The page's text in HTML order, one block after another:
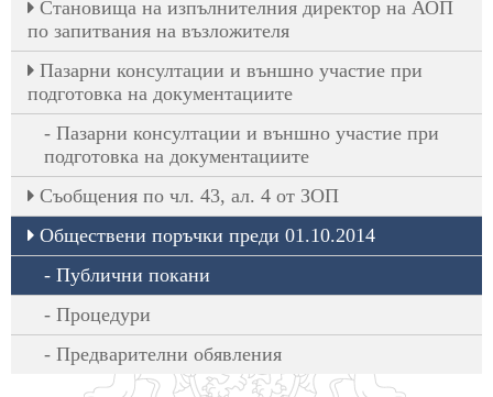
Становища на изпълнителния директор на АОП
по запитвания на възложителя
Пазарни консултации и външно участие при
подготовка на документациите
Пазарни консултации и външно участие при
подготовка на документациите
Съобщения по чл. 43, ал. 4 от ЗОП
Обществени поръчки преди 01.10.2014
Публични покани
Процедури
Предварителни обявления